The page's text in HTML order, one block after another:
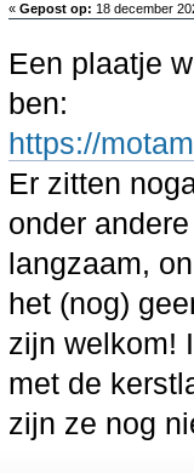
«Gepost op: 18 december
Een plaatje
ben:
https://
Er zitten
onder
langzaam,
het (nog)
zijn welkom!
met de
zijn ze nog